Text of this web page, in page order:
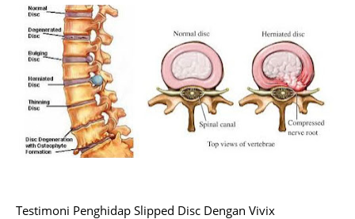
Testimoni Penghidap Slipped Disc Dengan Vivix